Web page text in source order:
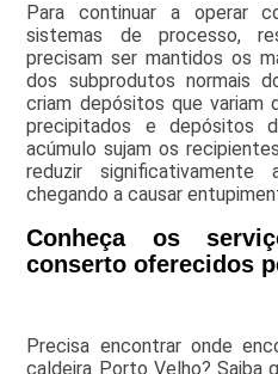
Para continuar a operar
sistemas de processo,
precisam ser mantidos os
dos subprodutos normais
criam depósitos que variam
precipitados e depósitos
acúmulo sujam os
reduzir
chegando a causar
Conheça os
conserto oferecidos
Precisa encontrar onde
caldeira Porto Velho? Saiba